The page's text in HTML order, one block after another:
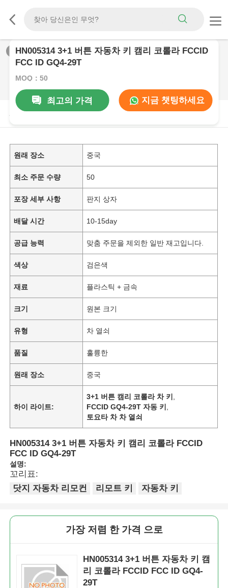
/ 0
HN005314 3+1 버튼 자동차 키 캠리 코롤라 FCCID
FCC ID GQ4-29T
MOQ：50
최고의 가격
지금 챗팅하세요
제품 설명
원래 장소 중국
최소 주문 수량 50
포장 세부 사항 판지 상자
배달 시간 10-15day
공급 능력 맞춤 주문을 제외한 일반 재고입니다.
색상 검은색
재료 플라스틱 + 금속
크기 원본 크기
유형 차 열쇠
품질 훌륭한
원래 장소 중국
하이 라이트:
3+1 버튼 캠리 코롤라 차 키
FCCID GQ4-29T 자동 키
토요타 차 차 열쇠
HN005314 3+1 버튼 자동차 키 캠리 코롤라 FCCID
FCC ID GQ4-29T
설명:
꼬리표:
닷지 자동차 리모컨
리모트 키 자동차 키
가장 저렴 한 가격 으로
HN005314 3+1 버튼 자동차 키 캠
리 코롤라 FCCID FCC ID GQ4-
29T